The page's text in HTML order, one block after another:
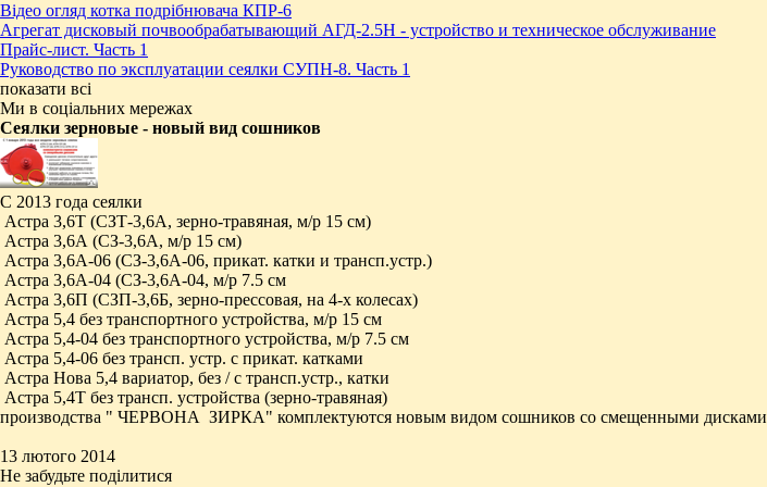
Відео огляд котка подрібнювача КПР-6
Агрегат дисковый почвообрабатывающий АГД-2.5Н - устройство и техническое обслуживание
Прайс-лист. Часть 1
Руководство по эксплуатации сеялки СУПН-8. Часть 1
показати всі
Ми в соціальних мережах
Сеялки зерновые - новый вид сошников
С 2013 года сеялки
Астра 3,6Т (СЗТ-3,6А, зерно-травяная, м/р 15 см)
Астра 3,6А (СЗ-3,6А, м/р 15 см)
Астра 3,6А-06 (СЗ-3,6А-06, прикат. катки и трансп.устр.)
Астра 3,6А-04 (СЗ-3,6А-04, м/р 7.5 см
Астра 3,6П (СЗП-3,6Б, зерно-прессовая, на 4-х колесах)
Астра 5,4 без транспортного устройства, м/р 15 см
Астра 5,4-04 без транспортного устройства, м/р 7.5 см
Астра 5,4-06 без трансп. устр. с прикат. катками
Астра Нова 5,4 вариатор, без / с трансп.устр., катки
Астра 5,4Т без трансп. устройства (зерно-травяная)
производства " ЧЕРВОНА ЗИРКА" комплектуются новым видом сошников со смещенными дисками
13 лютого 2014
Не забудьте поділитися